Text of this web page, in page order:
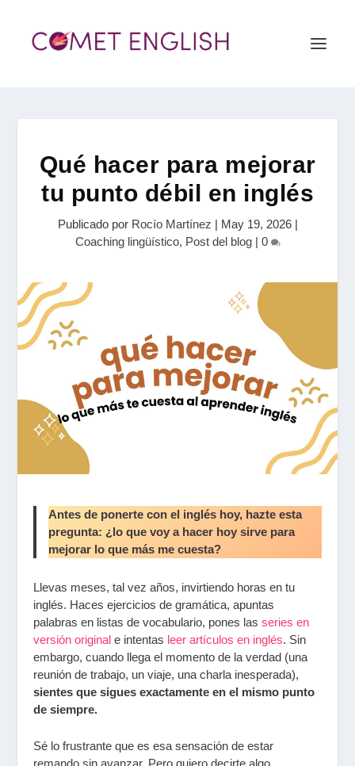
Qué hacer para mejorar
tu punto débil en inglés
Publicado por Rocío Martínez | May 19, 2026|
Coaching lingüístico, Post del blog| 0
Antes de ponerte con el inglés hoy, hazte esta
pregunta: ¿lo que voy a hacer hoy sirve para
mejorar lo que más me cuesta?
Llevas meses, tal vez años, invirtiendo horas en tu
inglés. Haces ejercicios de gramática, apuntas
palabras en listas de vocabulario, pones lasseries en
versión original e intentas leer artículos en inglés. Sin
embargo, cuando llega el momento de la verdad (una
reunión de trabajo, un viaje, una charla inesperada),
sientes que sigues exactamente en el mismo punto
de siempre.
Sé lo frustrante que es esa sensación de estar